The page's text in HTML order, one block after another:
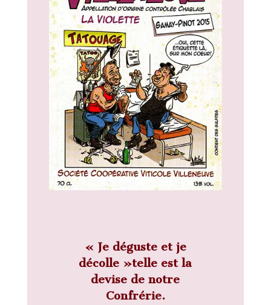
« Je déguste et je
décolle »telle est la
devise de notre
Confrérie.